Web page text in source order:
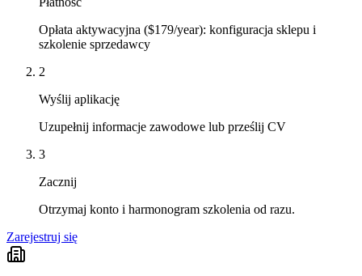
Opłata aktywacyjna ($179/year): konfiguracja sklepu i
szkolenie sprzedawcy
2
Wyślij aplikację
Uzupełnij informacje zawodowe lub prześlij CV
3
Zacznij
Otrzymaj konto i harmonogram szkolenia od razu.
Zarejestruj się